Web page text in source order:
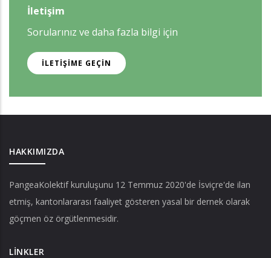
İletişim
Sorularınız ve daha fazla bilgi için
İLETIŞIME GEÇIN
HAKKIMIZDA
PangeaKolektifkuruluşunu 12 Temmuz 2020'de İsviçre'de ilan
etmiş, kantonlararası faaliyet gösteren yasal bir dernek olarak
göçmen öz örgütlenmesidir.
LINKLER